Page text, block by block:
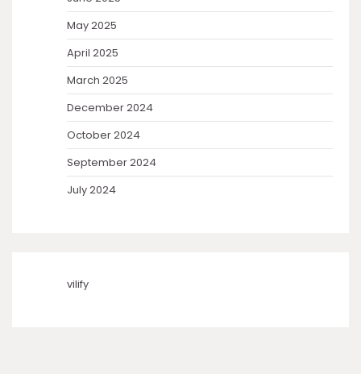
May 2025
April 2025
March 2025
December 2024
October 2024
September 2024
July 2024
vilify